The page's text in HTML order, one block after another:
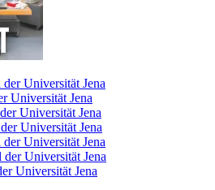
Universität Jena
Universität Jena
Universität Jena
Universität Jena
Universität Jena
Universität Jena
Universität Jena